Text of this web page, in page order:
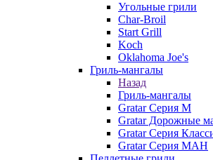
Угольные грили
Char-Broil
Start Grill
Koch
Oklahoma Joe's
Гриль-мангалы
Назад
Гриль-мангалы
Gratar Серия M
Gratar Дорожные
Gratar Серия
Gratar Серия МАН